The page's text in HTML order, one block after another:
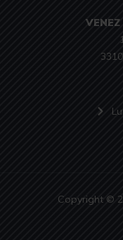
VENEZ
Copyright ©